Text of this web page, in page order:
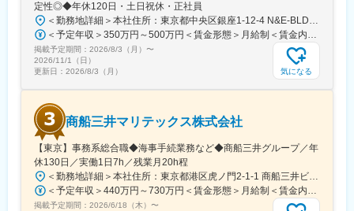
定性◎◆年休120日・土日祝休・正社員
＜勤務地詳細＞本社住所：東京都中央区銀座1-12-4 N&E-BLD.7階受動喫煙対策：屋内全面禁煙変更の範囲：会社の定める事業所
＜予定年収＞350万円～500万円＜賃金形態＞月給制＜賃金内訳＞月額（基本給）：220,000円～270,000円＜月給＞220,000円～270,000円＜昇給有無＞有＜残業手当＞有＜給与補足＞■賞与：あり■昇給：あり賃金はあくまでも目安の金額であり、選考を通じて上下する可能性があります。月給(月額)は固定手当を含めた表記です。
掲載予定期間： 2026/8/3（月） 〜
2026/11/1（日）
更新日： 2026/8/3（月） 気になる
商船三井マリテックス株式会社
【東京】事務系総合職◆海事手続業務など◆商船三井グループ／年
休130日／実働1日7h／残業月20h程
＜勤務地詳細＞本社住所：東京都港区虎ノ門2-1-1 商船三井ビル勤務地最寄駅：東京メトロ銀座線／虎ノ門駅受動喫煙対策：屋内全面禁煙変更の範囲：会社の定める事業所
＜予定年収＞440万円～730万円＜賃金形態＞月給制＜賃金内訳＞月額（基本給）：291,800円～487,000円＜月給＞291,800円～487,000円＜昇給有無＞有＜残業手当＞有＜給与補足＞※上記想定年収には賞与3ヶ月分を含みます。金額は目安の金額であり、これまでのご経験・スキル・現年収等を総合的に考慮し決定いたします。■昇給：年1回■賞与：3ヶ月分（前年度実績）賃金はあくまでも目安の金額であり、選考を通じて上下する可能性があります。月給(月額)は固定手当を含めた表記です。
掲載予定期間： 2026/6/18（木） 〜